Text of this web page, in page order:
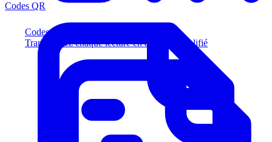
Codes QR
Transformez chaque lecture en acheteur qualifié
Codes QR